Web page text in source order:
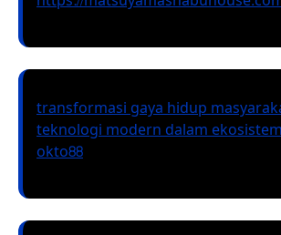
transformasi gaya hidup
teknologi modern dalam
okto88